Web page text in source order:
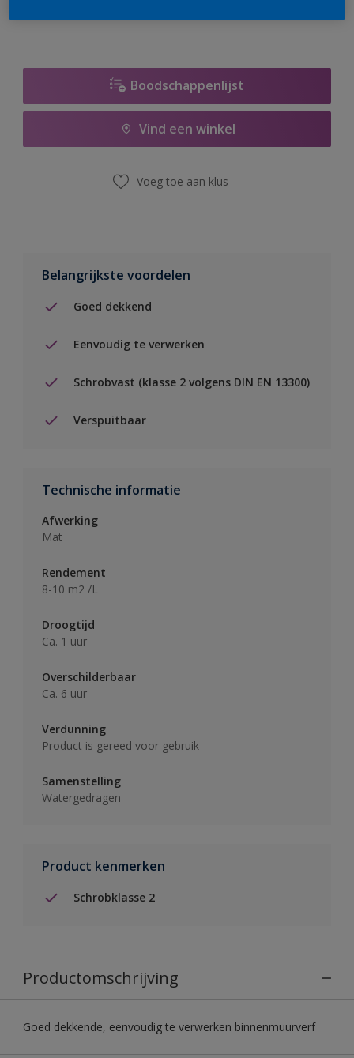
Boodschappenlijst
Vind een winkel
Voeg toe aan klus
Belangrijkste voordelen
Goed dekkend
Eenvoudig te verwerken
Schrobvast (klasse 2 volgens DIN EN 13300)
Verspuitbaar
Technische informatie
Afwerking
Mat
Rendement
8-10 m2 /L
Droogtijd
Ca. 1 uur
Overschilderbaar
Ca. 6 uur
Verdunning
Product is gereed voor gebruik
Samenstelling
Watergedragen
Product kenmerken
Schrobklasse 2
Productomschrijving
Goed dekkende, eenvoudig te verwerken binnenmuurverf